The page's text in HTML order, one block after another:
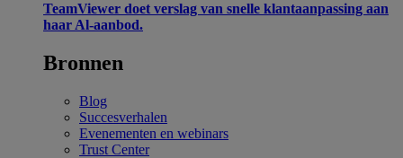
TeamViewer doet verslag van snelle klantaanpassing aan
haar Al-aanbod.
Bronnen
Blog
Succesverhalen
Evenementen en webinars
Trust Center